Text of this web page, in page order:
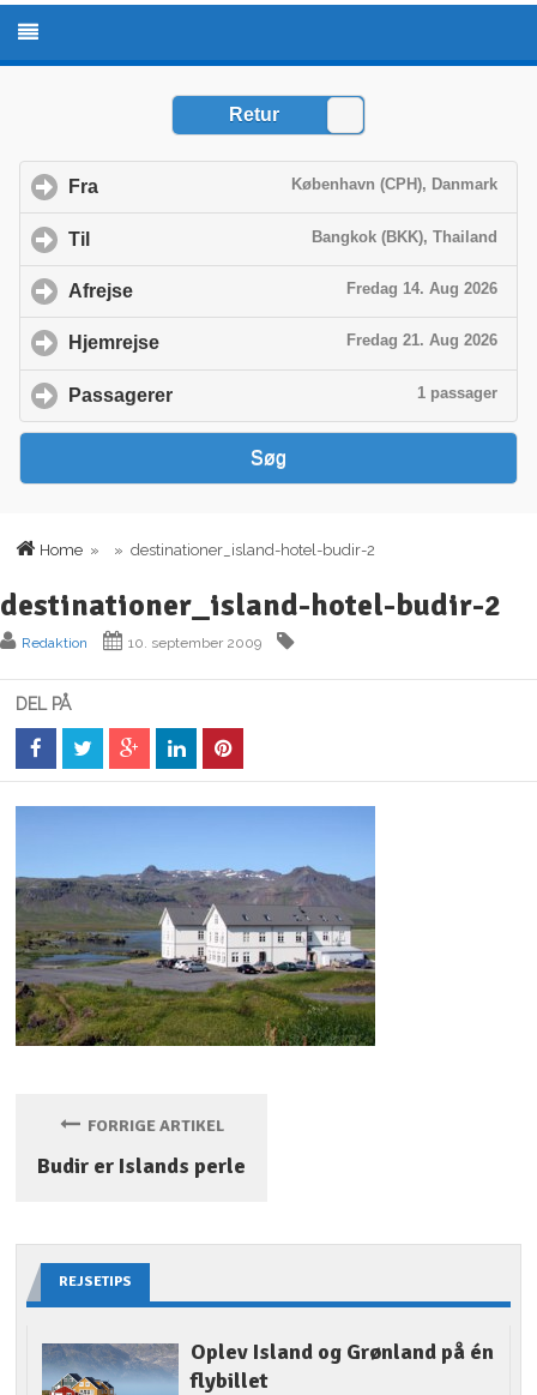
Home » » destinationer_island-hotel-budir-2
destinationer_island-hotel-budir-2
Redaktion 10. september 2009
DEL PÅ
FORRIGE ARTIKEL
Budir er Islands perle
REJSETIPS
Oplev Island og Grønland på én
flybillet